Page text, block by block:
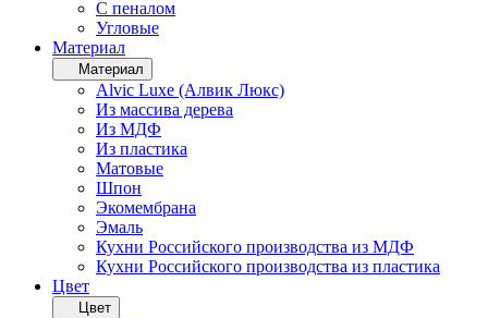
С пеналом
Угловые
Материал
Материал
Alvic Luxe (Алвик Люкс)
Из массива дерева
Из МДФ
Из пластика
Матовые
Шпон
Экомембрана
Эмаль
Кухни Российского производства из МДФ
Кухни Российского производства из пластика
Цвет
Цвет